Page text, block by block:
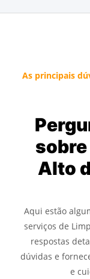
As principais
sobre
Alto
Aqui estão
serviços de
respostas
dúvidas e
e